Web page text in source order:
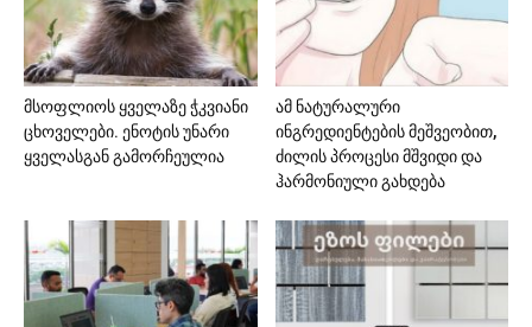
მსოფლიოს ყველაზე ჭკვიანი
ცხოველები. ენოტის უნარი
ყველასგან გამორჩეულია
ამ ნატურალური
ინგრედიენტების მეშვეობით,
ძილის პროცესი მშვიდი და
ჰარმონიული გახდება